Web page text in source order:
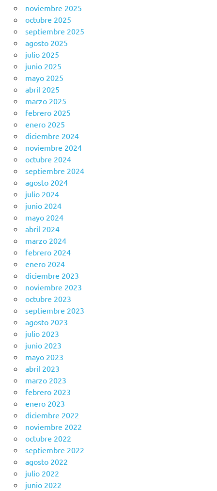
noviembre 2025
octubre 2025
septiembre 2025
agosto 2025
julio 2025
junio 2025
mayo 2025
abril 2025
marzo 2025
febrero 2025
enero 2025
diciembre 2024
noviembre 2024
octubre 2024
septiembre 2024
agosto 2024
julio 2024
junio 2024
mayo 2024
abril 2024
marzo 2024
febrero 2024
enero 2024
diciembre 2023
noviembre 2023
octubre 2023
septiembre 2023
agosto 2023
julio 2023
junio 2023
mayo 2023
abril 2023
marzo 2023
febrero 2023
enero 2023
diciembre 2022
noviembre 2022
octubre 2022
septiembre 2022
agosto 2022
julio 2022
junio 2022